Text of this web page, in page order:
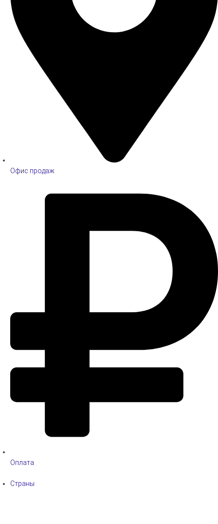
Офис продаж
Оплата
Страны